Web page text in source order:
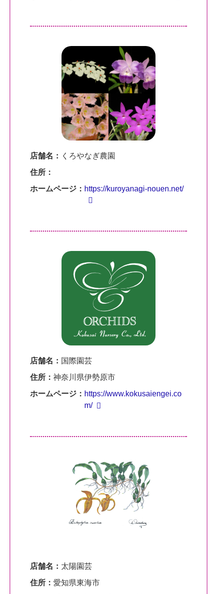
店舗名： くろやなぎ農園
住所：
ホームページ： https://kuroyanagi-nouen.net/
店舗名： 国際園芸
住所： 神奈川県伊勢原市
ホームページ： https://www.kokusaiengei.co
m/
店舗名： 太陽園芸
住所： 愛知県東海市